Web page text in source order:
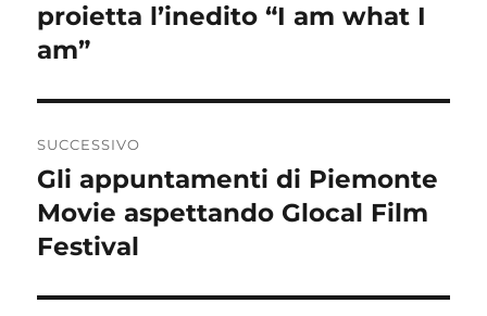
proietta l’inedito “I am what I
am”
SUCCESSIVO
Articolo
successivo:
Gli appuntamenti di Piemonte
Movie aspettando Glocal Film
Festival